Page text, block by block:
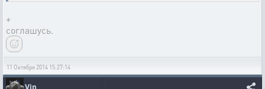
+
соглашусь.
11 Октября 2014 15:27:14
Vip